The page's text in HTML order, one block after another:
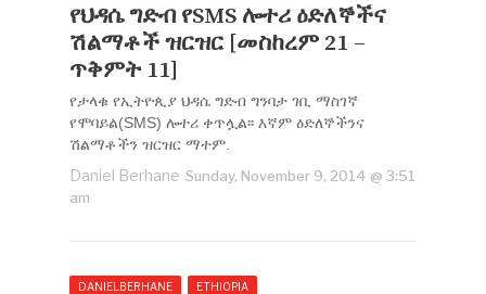
የህዳሴ ግድብ የSMS ሎተሪ ዕድለኞችና
ሽልማቶች ዝርዝር [መስከረም 21 –
ጥቅምት 11]
የታላቁ የኢትዮጲያ ህዳሴ ግድብ ግንባታ ገቢ ማስገኛ
የሞባይል(SMS) ሎተሪ ቀጥሏል፡፡ እኛም ዕድለኞችንና
ሽልማቶችን ዝርዝር ማተም.
Daniel Berhane Sunday, November 9, 2014 @ 3:51
am
DANIELBERHANE
ETHIOPIA